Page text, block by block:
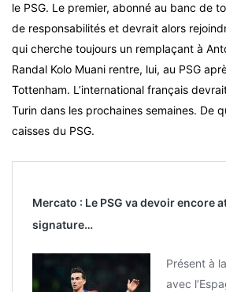
le PSG. Le premier, abonné au banc de
de responsabilités et devrait alors
qui cherche toujours un remplaçant à
Randal Kolo Muani rentre, lui, au PSG
Tottenham. L’international français
Turin dans les prochaines semaines. De
caisses du PSG.
Mercato : Le PSG va devoir encore
signature…
Présent à
avec